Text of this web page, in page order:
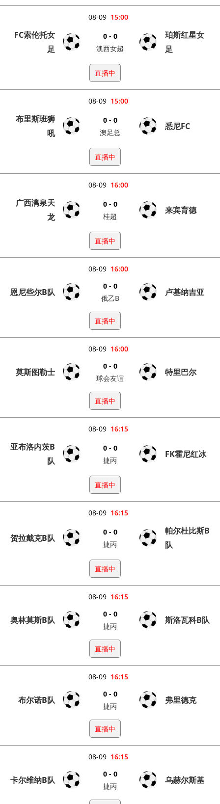
15:00
08-09
FC索伦托女
足
0 - 0
澳西女超
珀斯红星女
足
直播中
15:00
08-09
布里斯班狮
吼
0 - 0
澳足总
悉尼FC
直播中
16:00
08-09
广西漓泉天
龙
0 - 0
桂超
来宾育德
直播中
16:00
08-09
恩尼些尔B队
0 - 0
俄乙B
卢基纳吉亚
直播中
16:00
08-09
莫斯图勒士
0 - 0
球会友谊
特里巴尔
直播中
16:15
08-09
亚布洛内茨B
队
0 - 0
捷丙
FK霍尼红冰
直播中
16:15
08-09
贺拉戴克B队
0 - 0
捷丙
帕尔杜比斯B
队
直播中
16:15
08-09
奥林莫斯B队
0 - 0
捷丙
斯洛瓦科B队
直播中
16:15
08-09
布尔诺B队
0 - 0
捷丙
弗里德克
直播中
16:15
08-09
卡尔维纳B队
0 - 0
捷丙
乌赫尔斯基